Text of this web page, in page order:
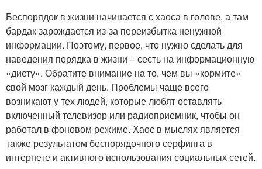
Беспорядок в жизни начинается с хаоса в голове, а там
бардак зарождается из-за переизбытка ненужной
информации. Поэтому, первое, что нужно сделать для
наведения порядка в жизни – сесть на информационную
«диету». Обратите внимание на то, чем вы «кормите»
свой мозг каждый день. Проблемы чаще всего
возникают у тех людей, которые любят оставлять
включенный телевизор или радиоприемник, чтобы он
работал в фоновом режиме. Хаос в мыслях является
также результатом беспорядочного серфинга в
интернете и активного использования социальных сетей.